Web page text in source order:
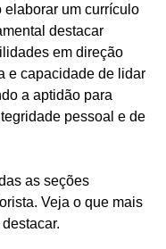
elaborar um currículo
destacar
em direção
e capacidade de lidar
a aptidão para
pessoal e de
as seções
Veja o que mais